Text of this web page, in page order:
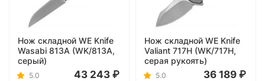
Нож складной WE Knife
Wasabi 813A (WK/813A,
серый)
5.0 43 243
Нож складной WE Knife
Valiant 717H (WK/717H,
серая рукоять)
5.0 36 189